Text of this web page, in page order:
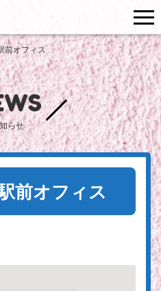
前オフィス
らせ
前オフィス